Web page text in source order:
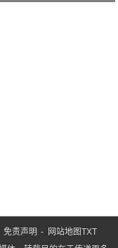
免责声明 - 网站地图TXT